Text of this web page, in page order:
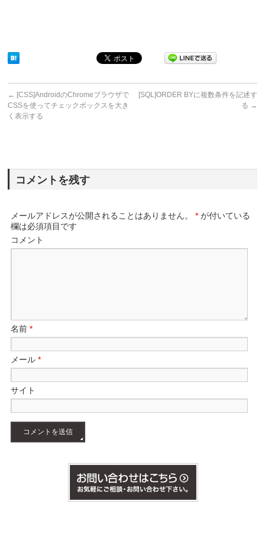
← [CSS]AndroidのChromeブラウザで
CSSを使ってチェックボックスを大き
く表示する
[SQL]ORDER BYに複数条件を記述す
る →
コメントを残す
メールアドレスが公開されることはありません。 * が付いている
欄は必須項目です
コメント
名前*
メール*
サイト